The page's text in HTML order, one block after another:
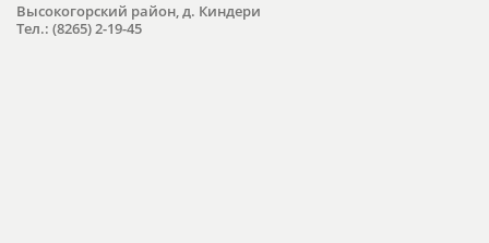
Высокогорский район, д. Киндери
Тел.: (8265) 2-19-45